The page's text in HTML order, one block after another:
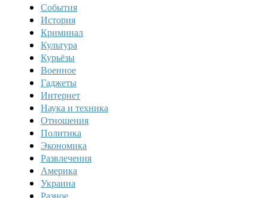
События
История
Криминал
Культура
Курьёзы
Военное
Гаджеты
Интернет
Наука и техника
Отношения
Политика
Экономика
Развлечения
Америка
Украина
Разное